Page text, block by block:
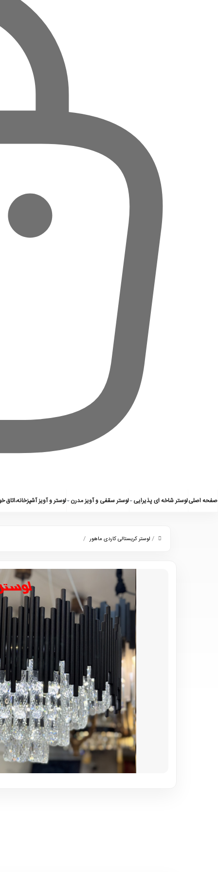
صفحه اصلیلوستر شاخه ای پذیرایی لوستر سقفی و آویز مدرن لوستر و آویز آشپزخانه،اتاق
/ لوستر کریستالی کاردی ماهور /